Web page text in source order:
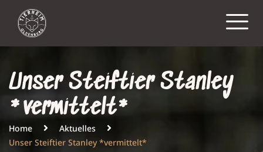
Unser Steiftier Stanley
*vermittelt*
Home
Aktuelles
Unser Steiftier Stanley *vermittelt*